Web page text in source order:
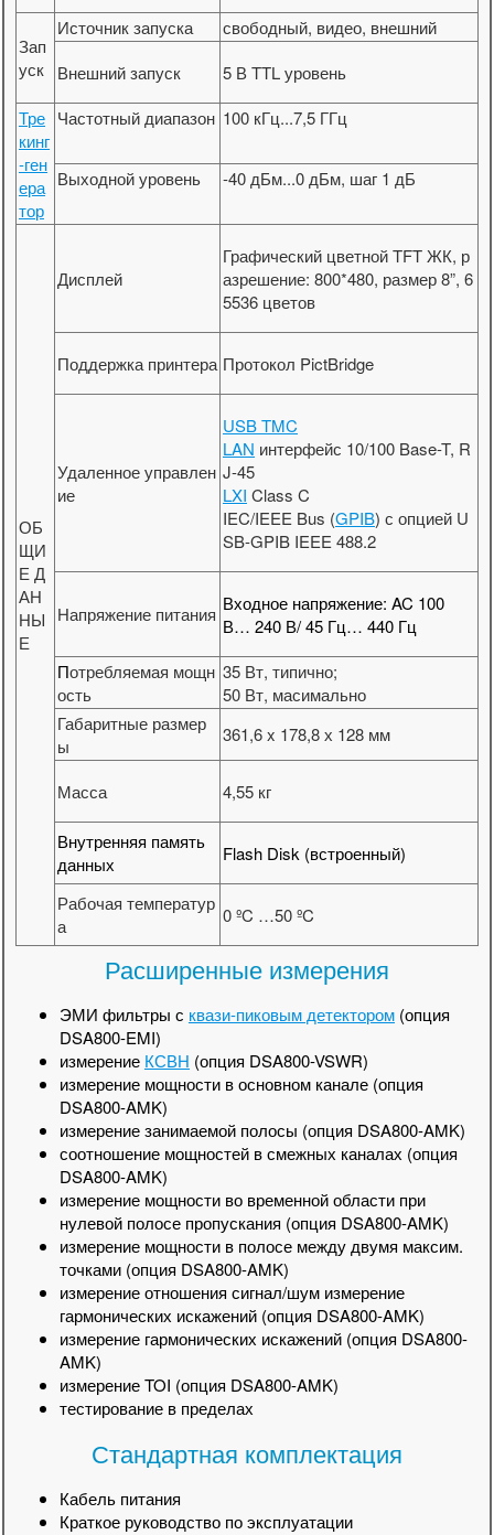
Зап
уск
Источник запуска
свободный, видео, внешний
Внешний запуск
5 В TTL уровень
Тре
кинг
-ген
ера
тор
Частотный диапазон 100 кГц...7,5 ГГц
Выходной уровень -40 дБм...0 дБм, шаг 1 дБ
ОБ
ЩИ
Е Д
АН
НЫ
Е
Дисплей
Графический цветной TFT ЖК, р
азрешение: 800*480, размер 8”, 6
5536 цветов
Поддержка принтера Протокол PictBridge
Удаленное управлен
ие
USB TMC
LAN интерфейс 10/100 Base-T, R
J-45
LXI Class C
IEC/IEEE Bus (GPIB) с опцией U
SB-GPIB IEEE 488.2
Напряжение питания Входное напряжение: AC 100
В… 240 В/ 45 Гц… 440 Гц
Потребляемая мощн
ость
35 Вт, типично;
50 Вт, масимально
Габаритные размер
ы
361,6 x 178,8 х 128 мм
Масса 4,55 кг
Внутренняя память
данных
Flash Disk (встроенный)
Рабочая температур
а
0 ºC …50 ºC
Расширенные измерения
ЭМИ фильтры с квази-пиковым детектором (опция
DSA800-EMI)
измерение КСВН (опция DSA800-VSWR)
измерение мощности в основном канале (опция
DSA800-AMK)
измерение занимаемой полосы (опция DSA800-AMK)
соотношение мощностей в смежных каналах (опция
DSA800-AMK)
измерение мощности во временной области при
нулевой полосе пропускания (опция DSA800-AMK)
измерение мощности в полосе между двумя максим.
точками (опция DSA800-AMK)
измерение отношения сигнал/шум измерение
гармонических искажений (опция DSA800-AMK)
измерение гармонических искажений (опция DSA800-
AMK)
измерение TOI (опция DSA800-AMK)
тестирование в пределах
Стандартная комплектация
Кабель питания
Краткое руководство по эксплуатации